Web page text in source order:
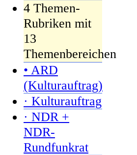
4 Themen-
Rubriken mit
13
Themenbereichen
• ARD
(Kulturauftrag)
· Kulturauftrag
· NDR +
NDR-
Rundfunkrat